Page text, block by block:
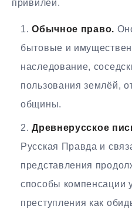
привилеи.
Обычное право.
бытовые и
наследование,
пользования землёй,
общины.
Древнерусское
Русская Правда и
представления
способы компенсации
преступления как